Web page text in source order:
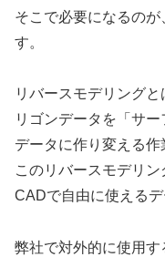
そこで必要になるの
す。
リバースモデリング
リゴンデータを「サ
データに作り変える作
このリバースモデリ
CADで自由に使えるデ
弊社で対外的に使用